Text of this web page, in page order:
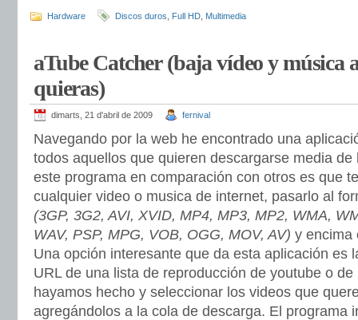
Hardware Discos duros Full HD Multimedia
aTube Catcher (baja vídeo y música
quieras)
dimarts, 21 d'abril de 2009 fernival
Navegando por la web he encontrado una
todos aquellos que quieren descargarse media
este programa en comparación con otros es que
cualquier video o musica de internet, pasarlo al
(3GP, 3G2, AVI, XVID, MP4, MP3, MP2, WMA,
WAV, PSP, MPG, VOB, OGG, MOV, AV) y encima
Una opción interesante que da esta aplicación es
URL de una lista de reproducción de youtube o
hayamos hecho y seleccionar los videos que
agregándolos a la cola de descarga. El programa